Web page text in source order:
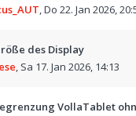
,Do 22. Jan 2026,
des Display
, Sa 17. Jan 2026, 14:13
VollaTablet